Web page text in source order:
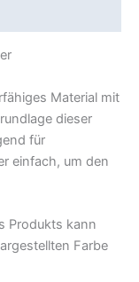
Material mit
dieser
für
einfach, um den
Produkts kann
Farbe